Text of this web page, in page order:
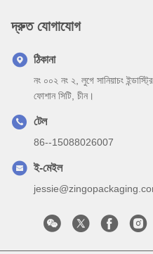
দ্রুত যোগাযোগ
ঠিকানা
নং ০০২ নং ২, লুগে সানিয়াচং
ফোশান সিটি, চীন।
টেল
86--15088026007
ই-মেইল